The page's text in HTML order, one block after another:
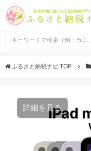
ふるさと納税ナビ TOP
詳細を見る